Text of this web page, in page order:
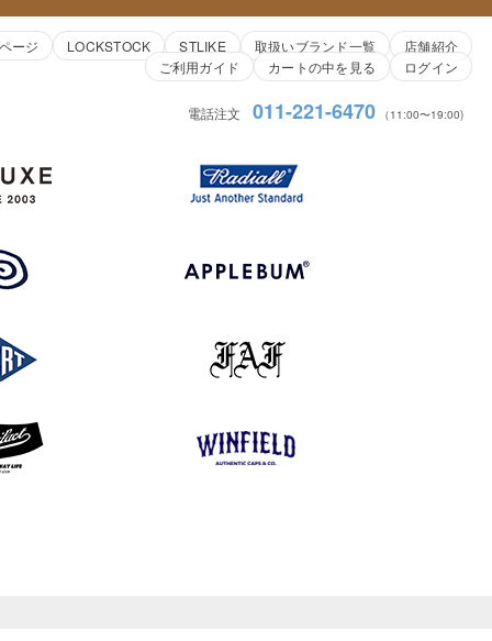
ージ LOCKSTOCK STLIKE 取扱いブランド一覧
店舗紹介
ご利用ガイド
カートの中を見る ログイン
電話注文 011-221-6470 （11:00〜19:00)